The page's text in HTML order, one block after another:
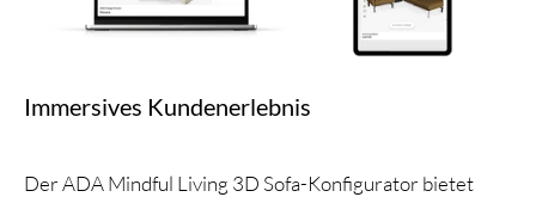
Immersives Kundenerlebnis
Der ADA Mindful Living 3D Sofa-Konfigurator bietet